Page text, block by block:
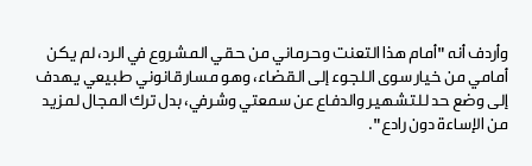
وأردف أنه "أمام هذا التعنت وحرماني من حقي المشروع في الرد، لم يكن
أمامي من خيار سوى اللجوء إلى القضاء، وهو مسار قانوني طبيعي يهدف
إلى وضع حد للتشهير والدفاع عن سمعتي وشرفي، بدل ترك المجال لمزيد
من الإساءة دون رادع".